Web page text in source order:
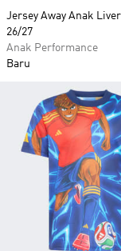
Jersey Away Anak
26/27
Anak Performance
Baru